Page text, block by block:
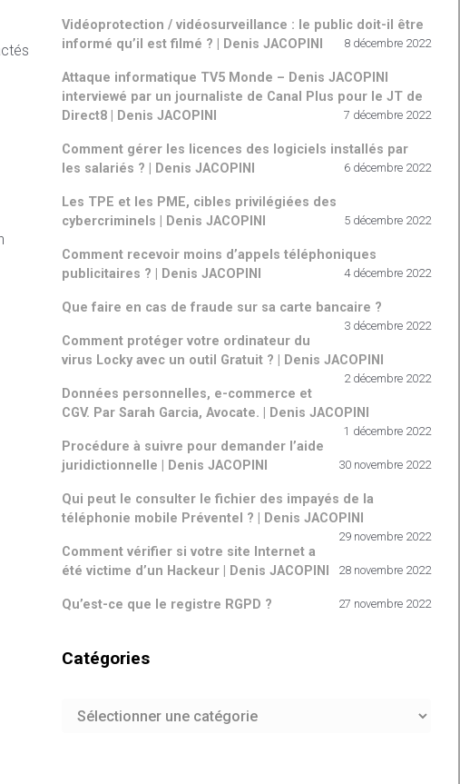
Vidéoprotection / vidéosurveillance : le public doit-il être
informé qu’il est filmé ? | Denis JACOPINI
8 décembre 2022
Attaque informatique TV5 Monde – Denis JACOPINI
interviewé par un journaliste de Canal Plus pour le JT de
Direct8 | Denis JACOPINI
7 décembre 2022
Comment gérer les licences des logiciels installés par
les salariés ? | Denis JACOPINI
6 décembre 2022
Les TPE et les PME, cibles privilégiées des
cybercriminels | Denis JACOPINI
5 décembre 2022
Comment recevoir moins d’appels téléphoniques
publicitaires ? | Denis JACOPINI
4 décembre 2022
Que faire en cas de fraude sur sa carte bancaire ?
3 décembre 2022
Comment protéger votre ordinateur du
virus Locky avec un outil Gratuit ? | Denis JACOPINI
2 décembre 2022
Données personnelles, e-commerce et
CGV. Par Sarah Garcia, Avocate. | Denis JACOPINI
1 décembre 2022
Procédure à suivre pour demander l’aide
juridictionnelle | Denis JACOPINI
30 novembre 2022
Qui peut le consulter le fichier des impayés de la
téléphonie mobile Préventel ? | Denis JACOPINI
29 novembre 2022
Comment vérifier si votre site Internet a
été victime d’un Hackeur | Denis JACOPINI
28 novembre 2022
Qu’est-ce que le registre RGPD ? 27 novembre 2022
Catégories
Catégories